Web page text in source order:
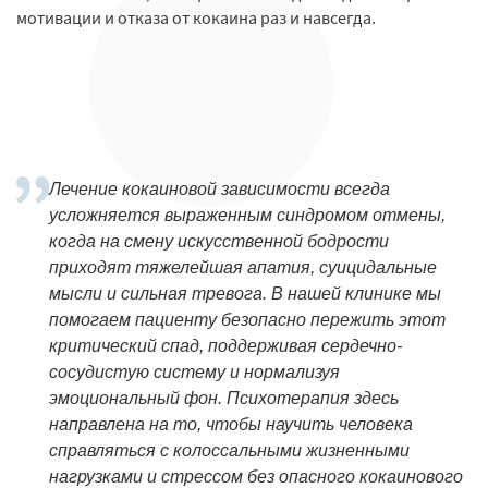
мотивации и отказа от кокаина раз и навсегда.
Лечение кокаиновой зависимости всегда
усложняется выраженным синдромом отмены,
когда на смену искусственной бодрости
приходят тяжелейшая апатия, суицидальные
мысли и сильная тревога. В нашей клинике мы
помогаем пациенту безопасно пережить этот
критический спад, поддерживая сердечно-
сосудистую систему и нормализуя
эмоциональный фон. Психотерапия здесь
направлена на то, чтобы научить человека
справляться с колоссальными жизненными
нагрузками и стрессом без опасного кокаинового